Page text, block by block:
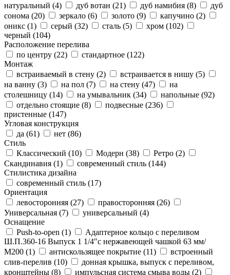
натуральный (4) дуб вотан (21) дуб намибия (8)
дуб
сонома (20) зеркало (6) золото (9) капучино (2)
оникс (1) серый (32) сталь (5) хром (102)
черный (104)
Расположение перелива
по центру (22) стандартное (122)
Монтаж
встраиваемый в стену (2) встраивается в нишу (5)
на ванну (3) на пол (7) на стену (47)
на
столешницу (14) на умывальник (34) напольные (92)
отдельно стоящие (8) подвесные (236)
пристенные (147)
Угловая конструкция
да (61) нет (86)
Стиль
Классический (10) Модерн (38) Ретро (2)
Скандинавия (1) современный стиль (144)
Стилистика дизайна
современный стиль (17)
Ориентация
левосторонняя (27) правосторонняя (26)
Универсальная (7) универсальный (4)
Оснащение
Push-to-open (1)
Адаптерное кольцо с переливом
Ш.П.360-16 Выпуск 1 1/4"с нержавеющей чашкой 63 мм/
М200 (1) антискользящее покрытие (11)
встроенный
слив-перелив (10)
донная крышка, выпуск с переливом,
кронштейны (8) импульсная система смыва воды (2)